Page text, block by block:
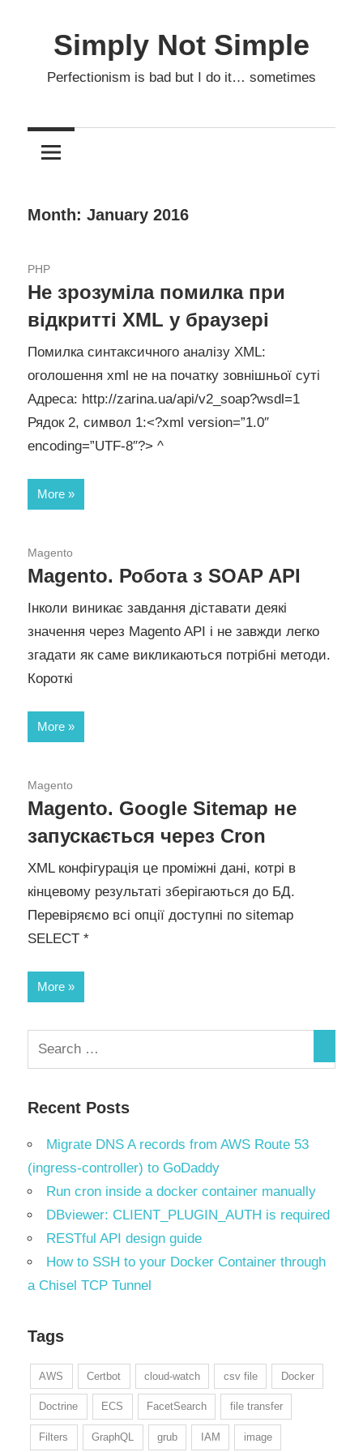
contentSimply Not Simple
Perfectionism is bad but I do it… sometimes
Month: January 2016
27.01.2016
PHP
Не зрозуміла помилка при
відкритті XML у браузері
Помилка синтаксичного аналізу XML:
оголошення xml не на початку зовнішньої суті
Адреса: http://zarina.ua/api/v2_soap?wsdl=1
Рядок 2, символ 1:<?xml version=”1.0″
encoding=”UTF-8″?> ^
More
27.01.2016
Magento
Magento. Робота з SOAP API
Інколи виникає завдання діставати деякі
значення через Magento API і не завжди легко
згадати як саме викликаються потрібні методи.
Короткі
More
20.01.2016
Magento
Magento. Google Sitemap не
запускається через Cron
XML конфігурація це проміжні дані, котрі в
кінцевому результаті зберігаються до БД.
Перевіряємо всі опції доступні по sitemap
SELECT *
More
Recent Posts
Migrate DNS A records from AWS Route 53
(ingress-controller) to GoDaddy
Run cron inside a docker container manually
DBviewer: CLIENT_PLUGIN_AUTH is required
RESTful API design guide
How to SSH to your Docker Container through
a Chisel TCP Tunnel
Tags
AWS Certbot cloud-watch csv file Docker
Doctrine ECS FacetSearch file transfer
Filters GraphQL grub IAM image